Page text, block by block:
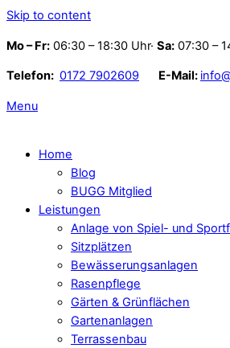
Skip to content
Mo – Fr: 06:30 – 18:30 Uhr· Sa: 07:30 –
Telefon: 0172 7902609 E-Mail:
Menu
Home
Blog
BUGG Mitglied
Leistungen
Anlage von Spiel- und
Sitzplätzen
Bewässerungsanlagen
Rasenpflege
Gärten & Grünflächen
Gartenanlagen
Terrassenbau